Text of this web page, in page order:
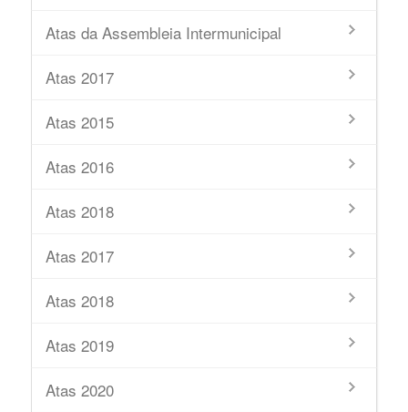
Atas da Assembleia Intermunicipal
Atas 2017
Atas 2015
Atas 2016
Atas 2018
Atas 2017
Atas 2018
Atas 2019
Atas 2020